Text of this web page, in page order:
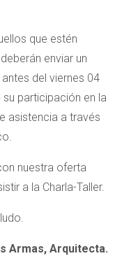
que estén
enviar un
del viernes 04
participación en la
asistencia a través
nuestra oferta
a la Charla-Taller.
Armas, Arquitecta.